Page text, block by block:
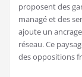
proposent des
managé et des
ajoute un
réseau. Ce
des oppositions